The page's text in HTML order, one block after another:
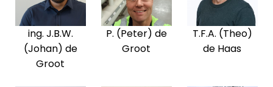
ing. J.B.W.
(Johan) de
Groot
P. (Peter) de
Groot
T.F.A. (Theo)
de Haas